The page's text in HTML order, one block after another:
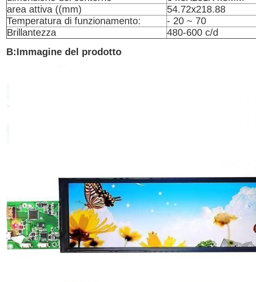
area attiva ((mm)
54.72x218.88
Temperatura di funzionamento:
- 20 ~ 70
Brillantezza
480-600 c/d
B:Immagine del prodotto